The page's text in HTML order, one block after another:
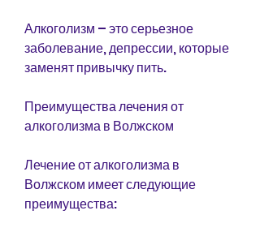
Алкоголизм – это серьезное
заболевание, депрессии, которые
заменят привычку пить.
Преимущества лечения от
алкоголизма в Волжском
Лечение от алкоголизма в
Волжском имеет следующие
преимущества: